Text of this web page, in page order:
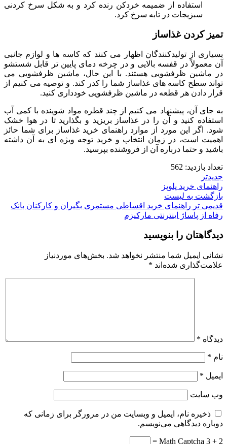
استفاده از ضمیمه خردکن رنده کرد و به شکل سرخ کردنی
سبزیجات در تابه سرخ کرد.
تمیز کردن غذاساز
بسیاری از تولیدکنندگان اظهار می کنند که کاسه ها و لوازم جانبی
آن معمولاً در قفسه بالایی و در چرخه دمای پایین تر قابل شستشو
در ماشین ظرفشویی هستند. با این حال، ماشین ظرفشویی می
تواند سطح کاسه های غذاساز شما را کدر کند. و توصیه می کنیم از
قرار دادن هر قطعه در ماشین ظرفشویی خودداری کنید.
به جای آن، پیشنهاد می کنیم از چند قطره مواد شوینده با کمی آب
استفاده کنید و آن را در غذاساز بریزید و بگذارید تا در هوا خشک
شود. اگر این مورد از موارد راهنمای خرید غذاساز برای شما حائز
اهمیت است، در زمان انتخاب و خرید توجه ویژه ای به آن داشته
باشید و حتما درباره آن از فروشنده بپرسید.
تعداد بازدید: 562
جدیدتر
راهنمای خرید پلوپز
بازگشت به لیست
قدیمی تر راهنمای خرید اقساطی مستمری بگیران و کارکنان بانک
رفاه از پاساژ اینترنتی مارکیزم
دیدگاهتان را بنویسید
نشانی ایمیل شما منتشر نخواهد شد. بخش‌های موردنیاز
علامت‌گذاری شده‌اند *
دیدگاه *
نام *
ایمیل *
وب‌ سایت
ذخیره نام، ایمیل و وبسایت من در مرورگر برای زمانی که
دوباره دیدگاهی می‌نویسم.
Math Captcha 3 + 2 =